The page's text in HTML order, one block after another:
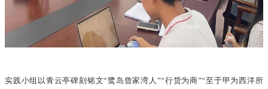
实践小组以青云亭碑刻铭文“鹭岛曾家湾人”“行货为商”“至于甲为西洋所